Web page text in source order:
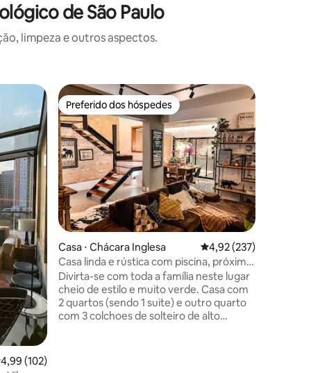
de São Paulo
limpeza e outros aspectos.
hóspedes
de uma avaliação média de 5, 102 avaliações
4,99 (102)
Preferido dos hóspedes
Preferido dos hóspedes
Casa ⋅ Chácara Inglesa 4,92 de uma avaliação
4,92 (237)
Casa linda e rústica com piscina, próxima
a tudo.
Divirta-se com toda a família neste lugar
cheio de estilo e muito verde. Casa com
2 quartos (sendo 1 suite) e outro quarto
com 3 colchoes de solteiro de alto